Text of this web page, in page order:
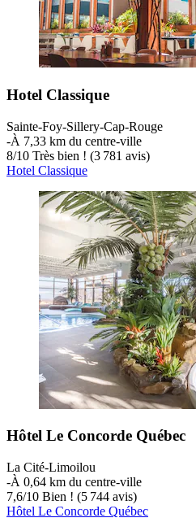
Hotel Classique
Sainte-Foy-Sillery-Cap-Rouge
‐À 7,33 km du centre-ville
8/10 Très bien ! (3 781 avis)
Hotel Classique
Hôtel Le Concorde Québec
La Cité-Limoilou
‐À 0,64 km du centre-ville
7,6/10 Bien ! (5 744 avis)
Hôtel Le Concorde Québec